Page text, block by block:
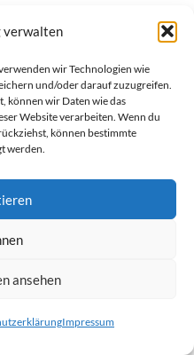
verwalten
wir Technologien wie
und/oder darauf zuzugreifen.
können wir Daten wie das
Website verarbeiten. Wenn du
können bestimmte
werden.
ansehen
Impressum
unter einer
als der Rückgang der
durch
einer